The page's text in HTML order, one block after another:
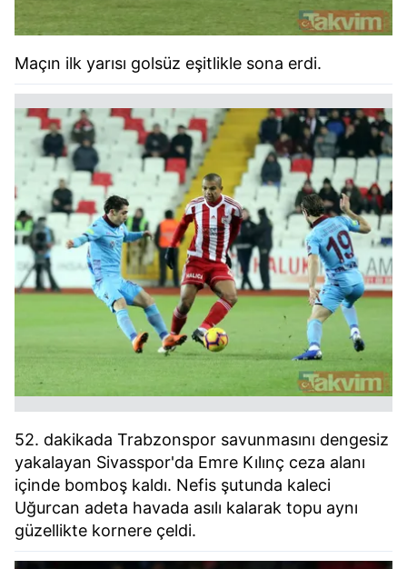
Maçın ilk yarısı golsüz eşitlikle sona erdi.
52. dakikada Trabzonspor savunmasını dengesiz
yakalayan Sivasspor'da Emre Kılınç ceza alanı
içinde bomboş kaldı. Nefis şutunda kaleci
Uğurcan adeta havada asılı kalarak topu aynı
güzellikte kornere çeldi.